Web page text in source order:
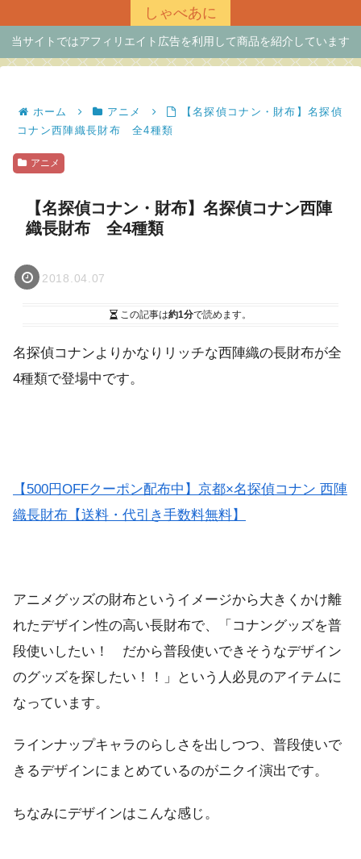
しゃべあに
当サイトではアフィリエイト広告を利用して商品を紹介しています
ホーム アニメ
【名探偵コナン・財布】名探偵
コナン西陣織長財布 全4種類
アニメ
【名探偵コナン・財布】名探偵コナン西陣
織長財布 全4種類
2018.04.07
この記事は約1分で読めます。
名探偵コナンよりかなりリッチな西陣織の長財布が全
4種類で登場中です。
【500円OFFクーポン配布中】京都×名探偵コナン 西陣
織長財布【送料・代引き手数料無料】
アニメグッズの財布というイメージから大きくかけ離
れたデザイン性の高い長財布で、「コナングッズを普
段使いしたい！ だから普段使いできそうなデザイン
のグッズを探したい！！」という人必見のアイテムに
なっています。
ラインナップキャラのらしさを出しつつ、普段使いで
きるデザインにまとめているのがニクイ演出です。
ちなみにデザインはこんな感じ。